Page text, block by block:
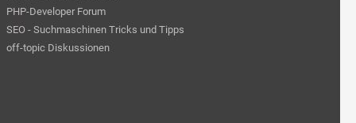
PHP-Developer Forum
SEO - Suchmaschinen Tricks und Tipps
off-topic Diskussionen